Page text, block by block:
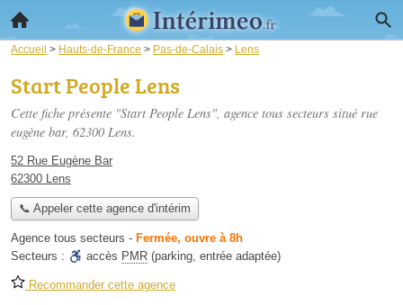
Accueil > Hauts-de-France > Pas-de-Calais > Lens
Start People Lens
Cette fiche présente "Start People Lens", agence tous secteurs situé rue
eugène bar, 62300 Lens.
52 Rue Eugène Bar
62300 Lens
📞 Appeler cette agence d'intérim
Agence tous secteurs - Fermée, ouvre à 8h
Secteurs :
accès PMR (parking, entrée adaptée)
Recommander cette agence